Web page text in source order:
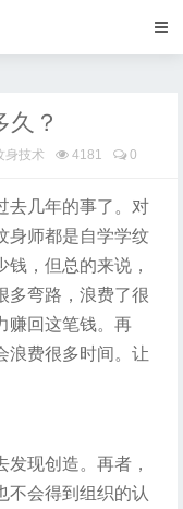
久？
身技术 4181 0
去几年的事了。对
身师都是自学学纹
，但总的来说，
多弯路，浪费了很
赚回这笔钱。再
浪费很多时间。让
现创造。再者，
不会得到组织的认